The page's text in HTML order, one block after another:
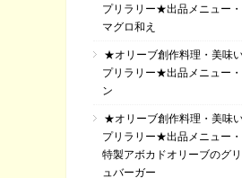
プリラリー★出品メニュー
マグロ和え
★オリーブ創作料理・美味
プリラリー★出品メニュー
ン
★オリーブ創作料理・美味
プリラリー★出品メニュー
特製アボカドオリーブのグ
ュバーガー